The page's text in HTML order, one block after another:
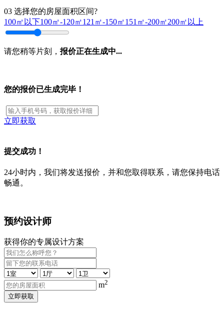
03 选择您的房屋面积区间?
100㎡以下100㎡-120㎡121㎡-150㎡151㎡-200㎡200㎡以上
请您稍等片刻， 报价正在生成中...
您的报价已生成完毕！
立即获取
提交成功！
24小时内，我们将发送报价，并和您取得联系，请您保持电话
畅通。
预约设计师
获得你的专属设计方案
m2
立即获取